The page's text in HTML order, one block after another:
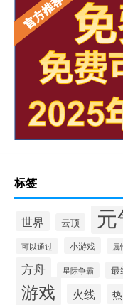
标签
世界 云顶
可以通过 小游戏 属
方舟 星际争霸 最
游戏 火线